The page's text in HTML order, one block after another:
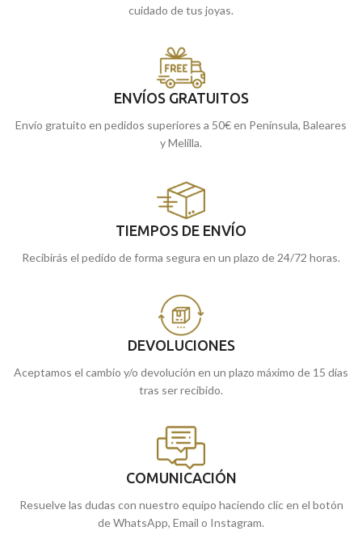
cuidado de tus joyas.
ENVÍOS GRATUITOS
Envío gratuito en pedidos superiores a 50€ en Península, Baleares
y Melilla.
TIEMPOS DE ENVÍO
Recibirás el pedido de forma segura en un plazo de 24/72 horas.
DEVOLUCIONES
Aceptamos el cambio y/o devolución en un plazo máximo de 15 días
tras ser recibido.
COMUNICACIÓN
Resuelve las dudas con nuestro equipo haciendo clic en el botón
de WhatsApp, Email o Instagram.